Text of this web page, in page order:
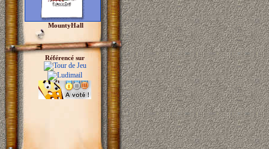
MountyHall
Référencé sur